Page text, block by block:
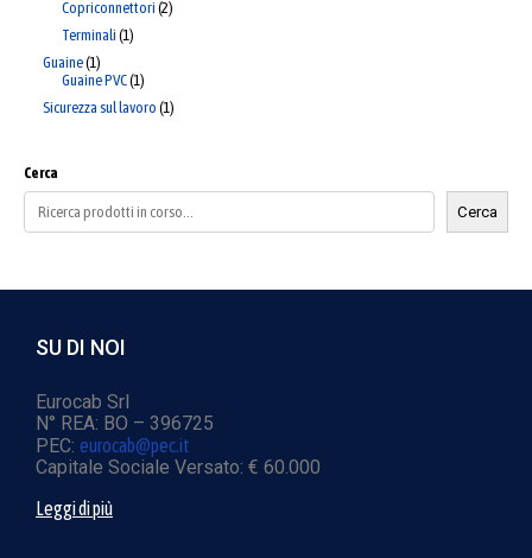
Copriconnettori 2
Terminali 1
Guaine 1
Guaine PVC 1
Sicurezza sul lavoro 1
Cerca
Cerca
SU DI NOI
Eurocab Srl
N° REA: BO – 396725
PEC: eurocab@pec.it
Capitale Sociale Versato: € 60.000
Leggi di più